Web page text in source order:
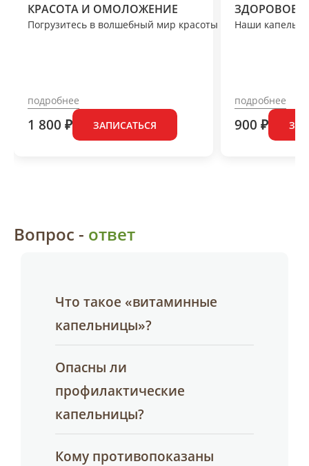
КРАСОТА И ОМОЛОЖЕНИЕ
Погрузитесь в волшебный мир красоты и омоложения
подробнее
1 800 ₽ ЗАПИСАТЬСЯ
ЗДОРОВОЕ
Наши
подробнее
900 ₽
Вопрос - ответ
Что такое «витаминные
капельницы»?
Опасны ли
профилактические
капельницы?
Кому противопоказаны